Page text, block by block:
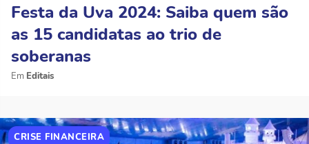
Festa da Uva 2024: Saiba quem são
as 15 candidatas ao trio de
soberanas
Editais
CRISE FINANCEIRA